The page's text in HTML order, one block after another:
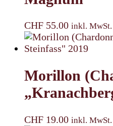
CHF 55.00 inkl. MwSt.
Morillon
CHF 19.00 inkl. MwSt.